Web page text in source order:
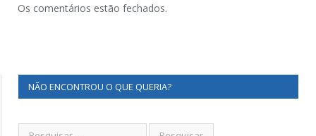
Os comentários estão fechados.
NÃO ENCONTROU O QUE QUERIA?